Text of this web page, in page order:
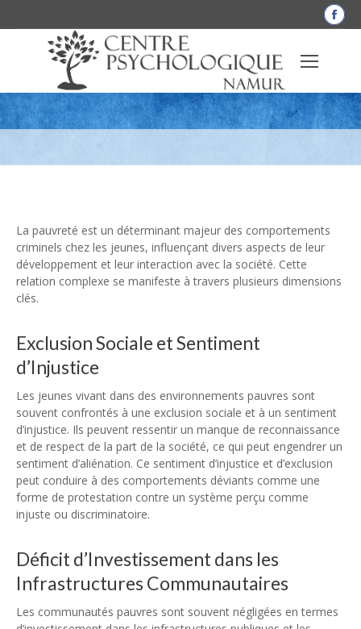
La
une
Quelle est l’incidence de la pauvreté sur
les taux de délinquance juvénile ?
La pauvreté est un déterminant majeur des comportements
criminels chez les jeunes, influençant divers aspects de leur
développement et leur interaction avec la société. Cette
relation complexe se manifeste à travers plusieurs dimensions
clés.
Exclusion Sociale et Sentiment
d’Injustice
Les jeunes vivant dans des environnements pauvres sont
souvent confrontés à une exclusion sociale et à un sentiment
d’injustice. Ils peuvent ressentir un manque de reconnaissance
et de respect de la part de la société, ce qui peut engendrer un
sentiment d’aliénation. Ce sentiment d’injustice et d’exclusion
peut conduire à des comportements déviants comme une
forme de protestation contre un système perçu comme
injuste ou discriminatoire.
Déficit d’Investissement dans les
Infrastructures Communautaires
Les communautés pauvres sont souvent négligées en termes